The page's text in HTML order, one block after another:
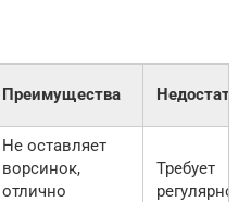
Преимущества Недостатки
Не оставляет
ворсинок,
отлично
Требует
регулярной